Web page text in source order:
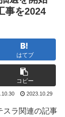
事を2024
はてブ
コピー
2023.10.29
スラ関連の記事